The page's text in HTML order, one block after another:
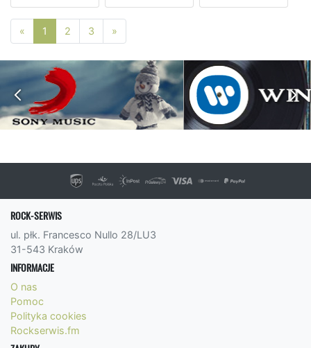
« Poprzednia strona
1 2 3 »
ROCK-SERWIS
ul. płk. Francesco Nullo 28/LU3
31-543 Kraków
INFORMACJE
O nas
Pomoc
Polityka cookies
Rockserwis.fm